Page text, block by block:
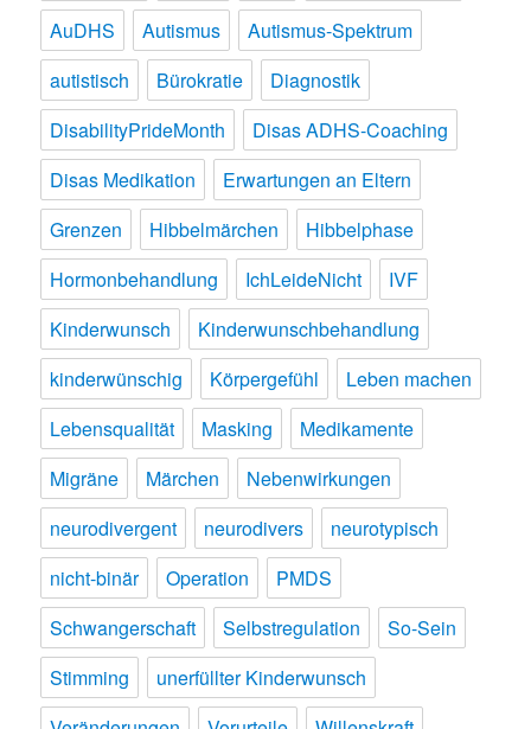
AuDHS
Autismus
Autismus-Spektrum
autistisch
Bürokratie
Diagnostik
DisabilityPrideMonth
Disas ADHS-Coaching
Disas Medikation
Erwartungen an Eltern
Grenzen
Hibbelmärchen
Hibbelphase
Hormonbehandlung
IchLeideNicht
IVF
Kinderwunsch
Kinderwunschbehandlung
kinderwünschig
Körpergefühl
Leben machen
Lebensqualität
Masking
Medikamente
Migräne
Märchen
Nebenwirkungen
neurodivergent
neurodivers
neurotypisch
nicht-binär
Operation
PMDS
Schwangerschaft
Selbstregulation
So-Sein
Stimming
unerfüllter Kinderwunsch